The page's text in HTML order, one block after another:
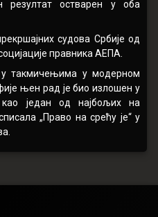
резултат остварен у оба
судова Србије од
правника АЕПА.
у такмичењима у модерном
њен рад је био излошен у
један од најбољих на
„Право на срећу је“ у